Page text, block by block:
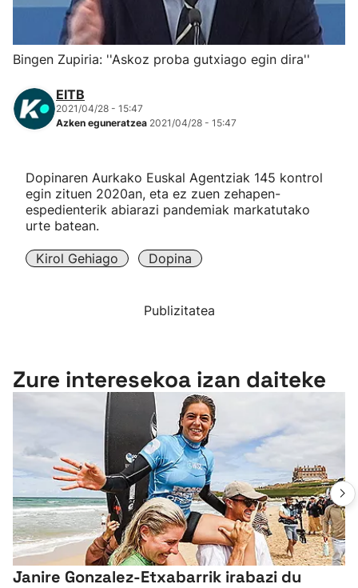
Herri-kirolak
Eskubaloia
Kirolak 360
Mendi-lasterketak
Bingen Zupiria: ''Askoz proba gutxiago egin dira''
EITB
2021/04/28 - 15:47
Azken eguneratzea 2021/04/28 - 15:47
Dopinaren Aurkako Euskal Agentziak 145 kontrol
egin zituen 2020an, eta ez zuen zehapen-
espedienterik abiarazi pandemiak markatutako
urte batean.
Kirol Gehiago Dopina
Publizitatea
Zure interesekoa izan daiteke
Janire Gonzalez-Etxabarrik irabazi du